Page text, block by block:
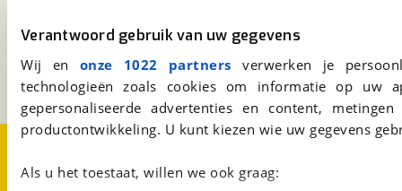
Verantwoord gebruik van uw gegevens
Wij en onze 1022 partners verwerken je
technologieën zoals cookies om informatie op
gepersonaliseerde advertenties en content,
productontwikkeling. U kunt kiezen wie uw gegevens
Als u het toestaat, willen we ook graag:
Kosterijland15
Bunnik
Een initiatief van
BOVAG
Over viaBOVAG.nl
Disclaimer- en Privacyverklaring